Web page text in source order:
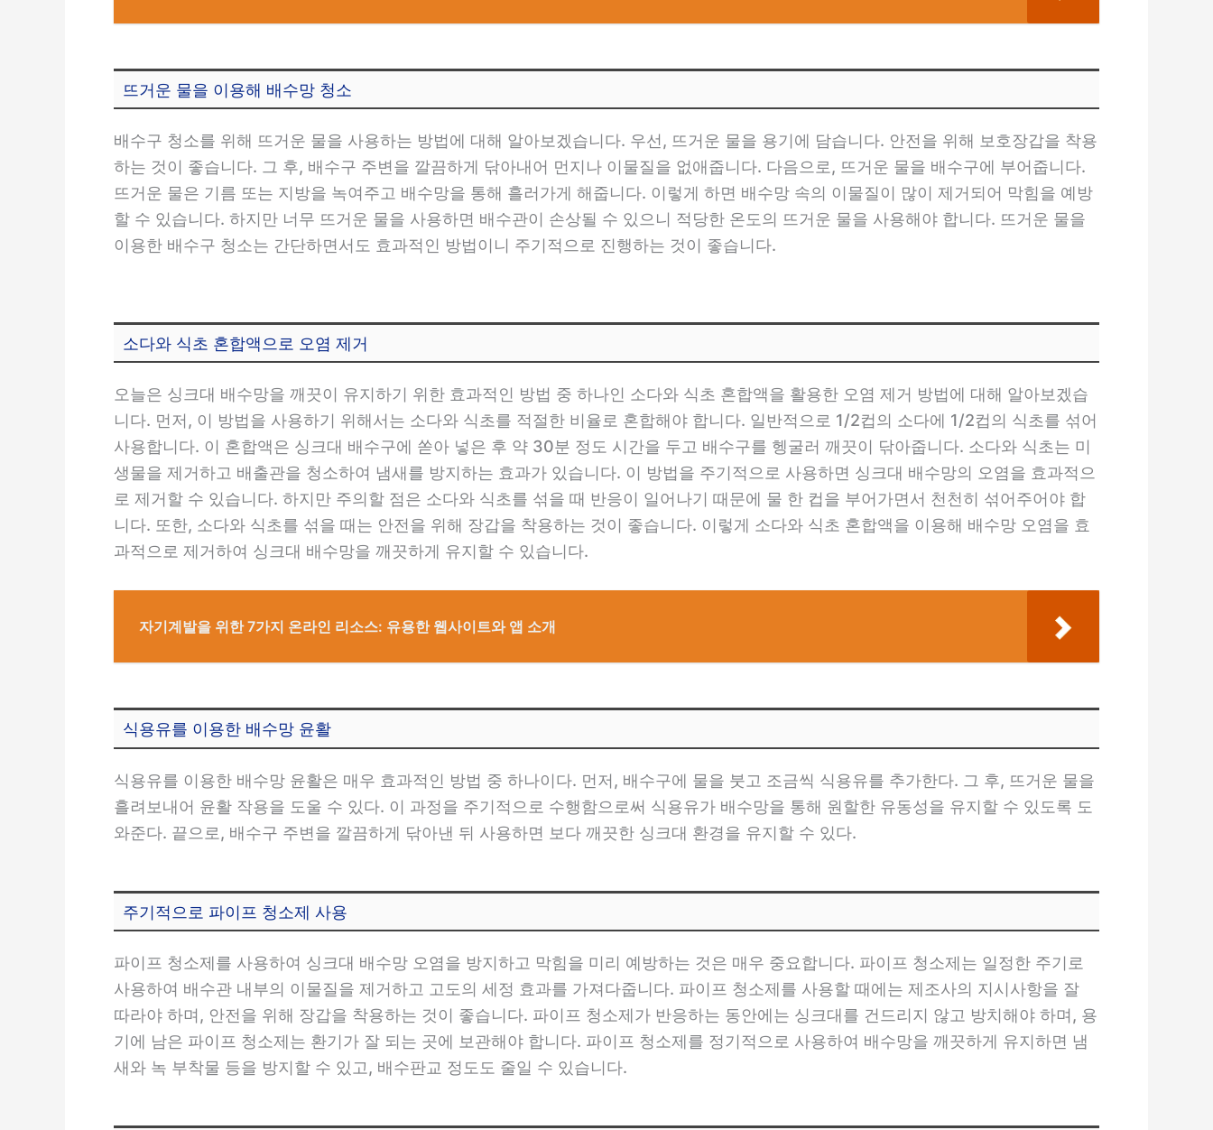
뜨거운 물을 이용해 배수망 청소
배수구 청소를 위해 뜨거운 물을 사용하는 방법에 대해 알아보겠습니다. 우선, 뜨거운 물을 용기에 담습니다. 안전을 위해 보호장갑을 착용
하는 것이 좋습니다. 그 후, 배수구 주변을 깔끔하게 닦아내어 먼지나 이물질을 없애줍니다. 다음으로, 뜨거운 물을 배수구에 부어줍니다.
뜨거운 물은 기름 또는 지방을 녹여주고 배수망을 통해 흘러가게 해줍니다. 이렇게 하면 배수망 속의 이물질이 많이 제거되어 막힘을 예방
할 수 있습니다. 하지만 너무 뜨거운 물을 사용하면 배수관이 손상될 수 있으니 적당한 온도의 뜨거운 물을 사용해야 합니다. 뜨거운 물을
이용한 배수구 청소는 간단하면서도 효과적인 방법이니 주기적으로 진행하는 것이 좋습니다.
소다와 식초 혼합액으로 오염 제거
오늘은 싱크대 배수망을 깨끗이 유지하기 위한 효과적인 방법 중 하나인 소다와 식초 혼합액을 활용한 오염 제거 방법에 대해 알아보겠습
니다. 먼저, 이 방법을 사용하기 위해서는 소다와 식초를 적절한 비율로 혼합해야 합니다. 일반적으로 1/2컵의 소다에 1/2컵의 식초를 섞어
사용합니다. 이 혼합액은 싱크대 배수구에 쏟아 넣은 후 약 30분 정도 시간을 두고 배수구를 헹굴러 깨끗이 닦아줍니다. 소다와 식초는 미
생물을 제거하고 배출관을 청소하여 냄새를 방지하는 효과가 있습니다. 이 방법을 주기적으로 사용하면 싱크대 배수망의 오염을 효과적으
로 제거할 수 있습니다. 하지만 주의할 점은 소다와 식초를 섞을 때 반응이 일어나기 때문에 물 한 컵을 부어가면서 천천히 섞어주어야 합
니다. 또한, 소다와 식초를 섞을 때는 안전을 위해 장갑을 착용하는 것이 좋습니다. 이렇게 소다와 식초 혼합액을 이용해 배수망 오염을 효
과적으로 제거하여 싱크대 배수망을 깨끗하게 유지할 수 있습니다.
자기계발을 위한 7가지 온라인 리소스: 유용한 웹사이트와 앱 소개
식용유를 이용한 배수망 윤활
식용유를 이용한 배수망 윤활은 매우 효과적인 방법 중 하나이다. 먼저, 배수구에 물을 붓고 조금씩 식용유를 추가한다. 그 후, 뜨거운 물을
흘려보내어 윤활 작용을 도울 수 있다. 이 과정을 주기적으로 수행함으로써 식용유가 배수망을 통해 원할한 유동성을 유지할 수 있도록 도
와준다. 끝으로, 배수구 주변을 깔끔하게 닦아낸 뒤 사용하면 보다 깨끗한 싱크대 환경을 유지할 수 있다.
주기적으로 파이프 청소제 사용
파이프 청소제를 사용하여 싱크대 배수망 오염을 방지하고 막힘을 미리 예방하는 것은 매우 중요합니다. 파이프 청소제는 일정한 주기로
사용하여 배수관 내부의 이물질을 제거하고 고도의 세정 효과를 가져다줍니다. 파이프 청소제를 사용할 때에는 제조사의 지시사항을 잘
따라야 하며, 안전을 위해 장갑을 착용하는 것이 좋습니다. 파이프 청소제가 반응하는 동안에는 싱크대를 건드리지 않고 방치해야 하며, 용
기에 남은 파이프 청소제는 환기가 잘 되는 곳에 보관해야 합니다. 파이프 청소제를 정기적으로 사용하여 배수망을 깨끗하게 유지하면 냄
새와 녹 부착물 등을 방지할 수 있고, 배수판교 정도도 줄일 수 있습니다.